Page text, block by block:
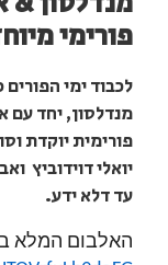
פורימי
לכבוד ימי
מנדלסון, יחד
פורימית יוקדת
יואלי דוידוביץ
עד דלא ידע.
האלבום המלא